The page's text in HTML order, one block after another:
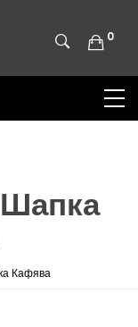
0
Кафява